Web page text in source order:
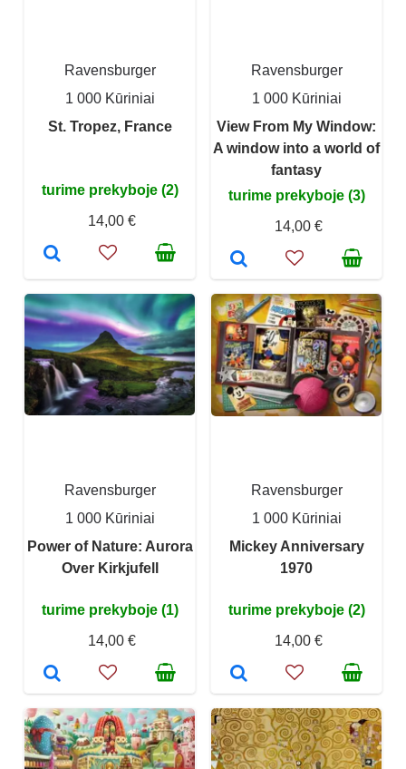
Ravensburger
1 000 Kūriniai
St. Tropez, France
turime prekyboje (2)
14,00 €
Ravensburger
1 000 Kūriniai
View From My Window:
A window into a world of
fantasy
turime prekyboje (3)
14,00 €
Ravensburger
1 000 Kūriniai
Power of Nature: Aurora
Over Kirkjufell
turime prekyboje (1)
14,00 €
Ravensburger
1 000 Kūriniai
Mickey Anniversary
1970
turime prekyboje (2)
14,00 €